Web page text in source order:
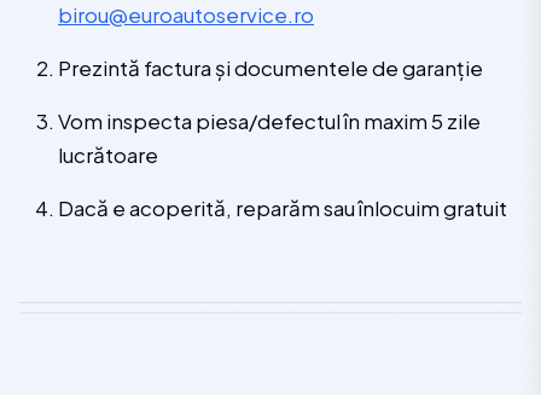
birou@euroautoservice.ro
Prezintă factura și documentele de garanție
Vom inspecta piesa/defectul în maxim 5 zile
lucrătoare
Dacă e acoperită, reparăm sau înlocuim gratuit